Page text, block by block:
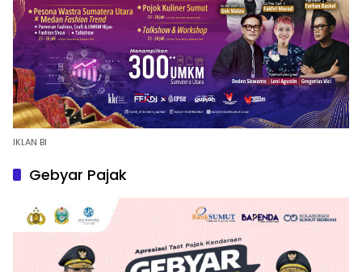
IKLAN BI
Gebyar Pajak